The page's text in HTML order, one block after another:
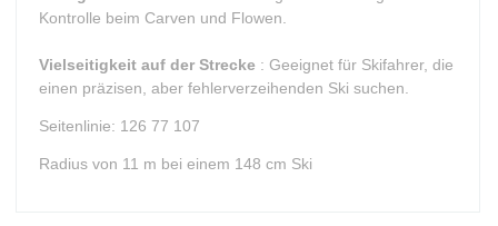
Kontrolle beim Carven und Flowen.
Vielseitigkeit auf der Strecke : Geeignet für Skifahrer, die
einen präzisen, aber fehlerverzeihenden Ski suchen.
Seitenlinie: 126 77 107
Radius von 11 m bei einem 148 cm Ski